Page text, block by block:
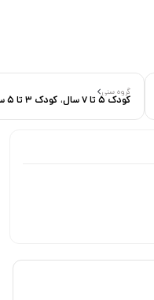
گروه سنی
کودک 5 تا 7 سال، کودک 3 تا 5 سال